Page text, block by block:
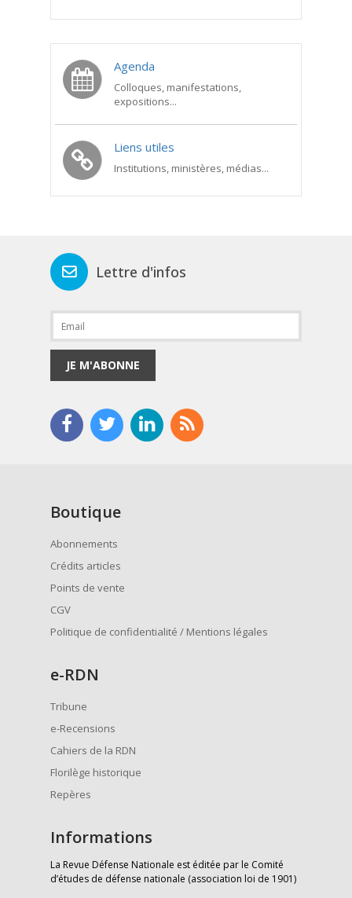
Agenda
Colloques, manifestations,
expositions...
Liens utiles
Institutions, ministères, médias...
Lettre d'infos
JE M'ABONNE
Boutique
Abonnements
Crédits articles
Points de vente
CGV
Politique de confidentialité / Mentions légales
e-RDN
Tribune
e-Recensions
Cahiers de la RDN
Florilège historique
Repères
Informations
La Revue Défense Nationale est éditée par le Comité
d’études de défense nationale (association loi de 1901)